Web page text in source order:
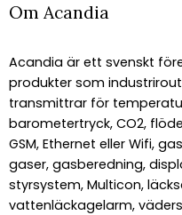
Om Acandia
Acandia är ett svenskt
produkter som
transmittrar för
barometertryck, CO2,
GSM, Ethernet eller Wifi,
gaser, gasberedning,
styrsystem, Multicon,
vattenläckagelarm,